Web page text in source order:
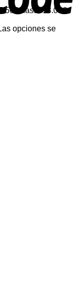
hasta 13.00€
opciones se